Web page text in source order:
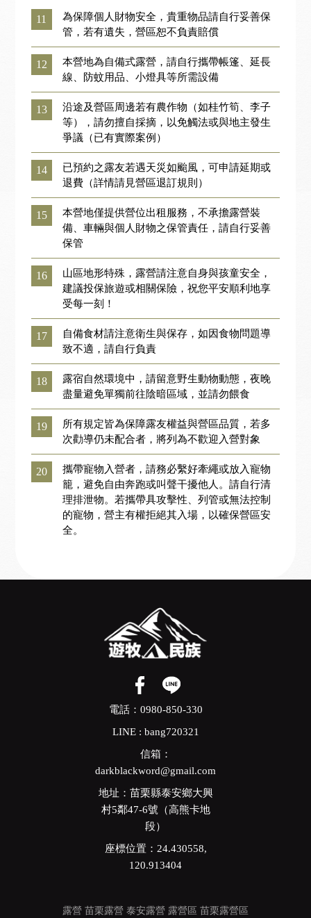
11
為保障個人財物安全，貴重物品請自行妥善保
管，若有遺失，營區恕不負責賠償
12
本營地為自備式露營，請自行攜帶帳篷、延長
線、防蚊用品、小燈具等所需設備
13
沿途及營區周邊若有農作物（如桂竹筍、李子
等），請勿擅自採摘，以免觸法或與地主發生
爭議（已有實際案例）
14
已預約之露友若遇天災如颱風，可申請延期或
退費（詳情請見營區退訂規則）
15
本營地僅提供營位出租服務，不承擔露營裝
備、車輛與個人財物之保管責任，請自行妥善
保管
16
山區地形特殊，露營請注意自身與孩童安全，
建議投保旅遊或相關保險，祝您平安順利地享
受每一刻！
17
自備食材請注意衛生與保存，如因食物問題導
致不適，請自行負責
18
露宿自然環境中，請留意野生動物動態，夜晚
盡量避免單獨前往陰暗區域，並請勿餵食
19
所有規定皆為保障露友權益與營區品質，若多
次勸導仍未配合者，將列為不歡迎入營對象
20
攜帶寵物入營者，請務必繫好牽繩或放入寵物
籠，避免自由奔跑或叫聲干擾他人。請自行清
理排泄物。若攜帶具攻擊性、列管或無法控制
的寵物，營主有權拒絕其入場，以確保營區安
全。
電話：0980-850-330
LINE : bang720321
信箱：
darkblackword@gmail.com
地址：苗栗縣泰安鄉大興
村5鄰47-6號（高熊卡地
段）
座標位置：24.430558,
120.913404
露營 苗栗露營 泰安露營 露營區 苗栗露營區